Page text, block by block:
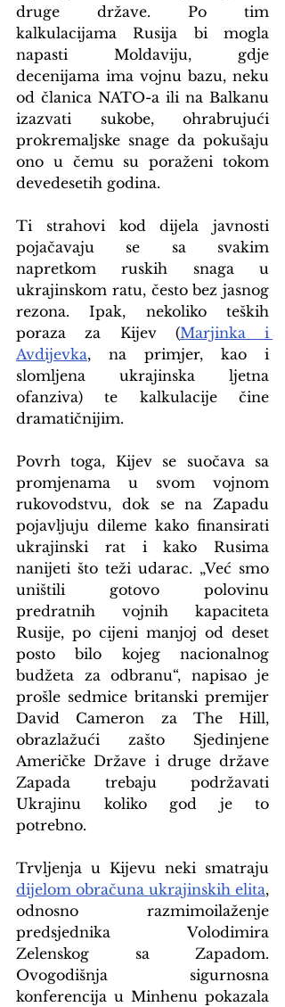
druge države. Po tim
kalkulacijama Rusija bi mogla
napasti Moldaviju, gdje
decenijama ima vojnu bazu, neku
od članica NATO-a ili na Balkanu
izazvati sukobe, ohrabrujući
prokremaljske snage da pokušaju
ono u čemu su poraženi tokom
devedesetih godina.
Ti strahovi kod dijela javnosti
pojačavaju se sa svakim
napretkom ruskih snaga u
ukrajinskom ratu, često bez jasnog
rezona. Ipak, nekoliko teških
poraza za Kijev (Marjinka i
Avdijevka, na primjer, kao i
slomljena ukrajinska ljetna
ofanziva) te kalkulacije čine
dramatičnijim.
Povrh toga, Kijev se suočava sa
promjenama u svom vojnom
rukovodstvu, dok se na Zapadu
pojavljuju dileme kako finansirati
ukrajinski rat i kako Rusima
nanijeti što teži udarac. „Već smo
uništili gotovo polovinu
predratnih vojnih kapaciteta
Rusije, po cijeni manjoj od deset
posto bilo kojeg nacionalnog
budžeta za odbranu“, napisao je
prošle sedmice britanski premijer
David Cameron za The Hill,
obrazlažući zašto Sjedinjene
Američke Države i druge države
Zapada trebaju podržavati
Ukrajinu koliko god je to
potrebno.
dijelom obračuna ukrajinskih elita,
odnosno razmimoilaženje
predsjednika Volodimira
Zelenskog sa Zapadom.
Ovogodišnja sigurnosna
konferencija u Minhenu pokazala